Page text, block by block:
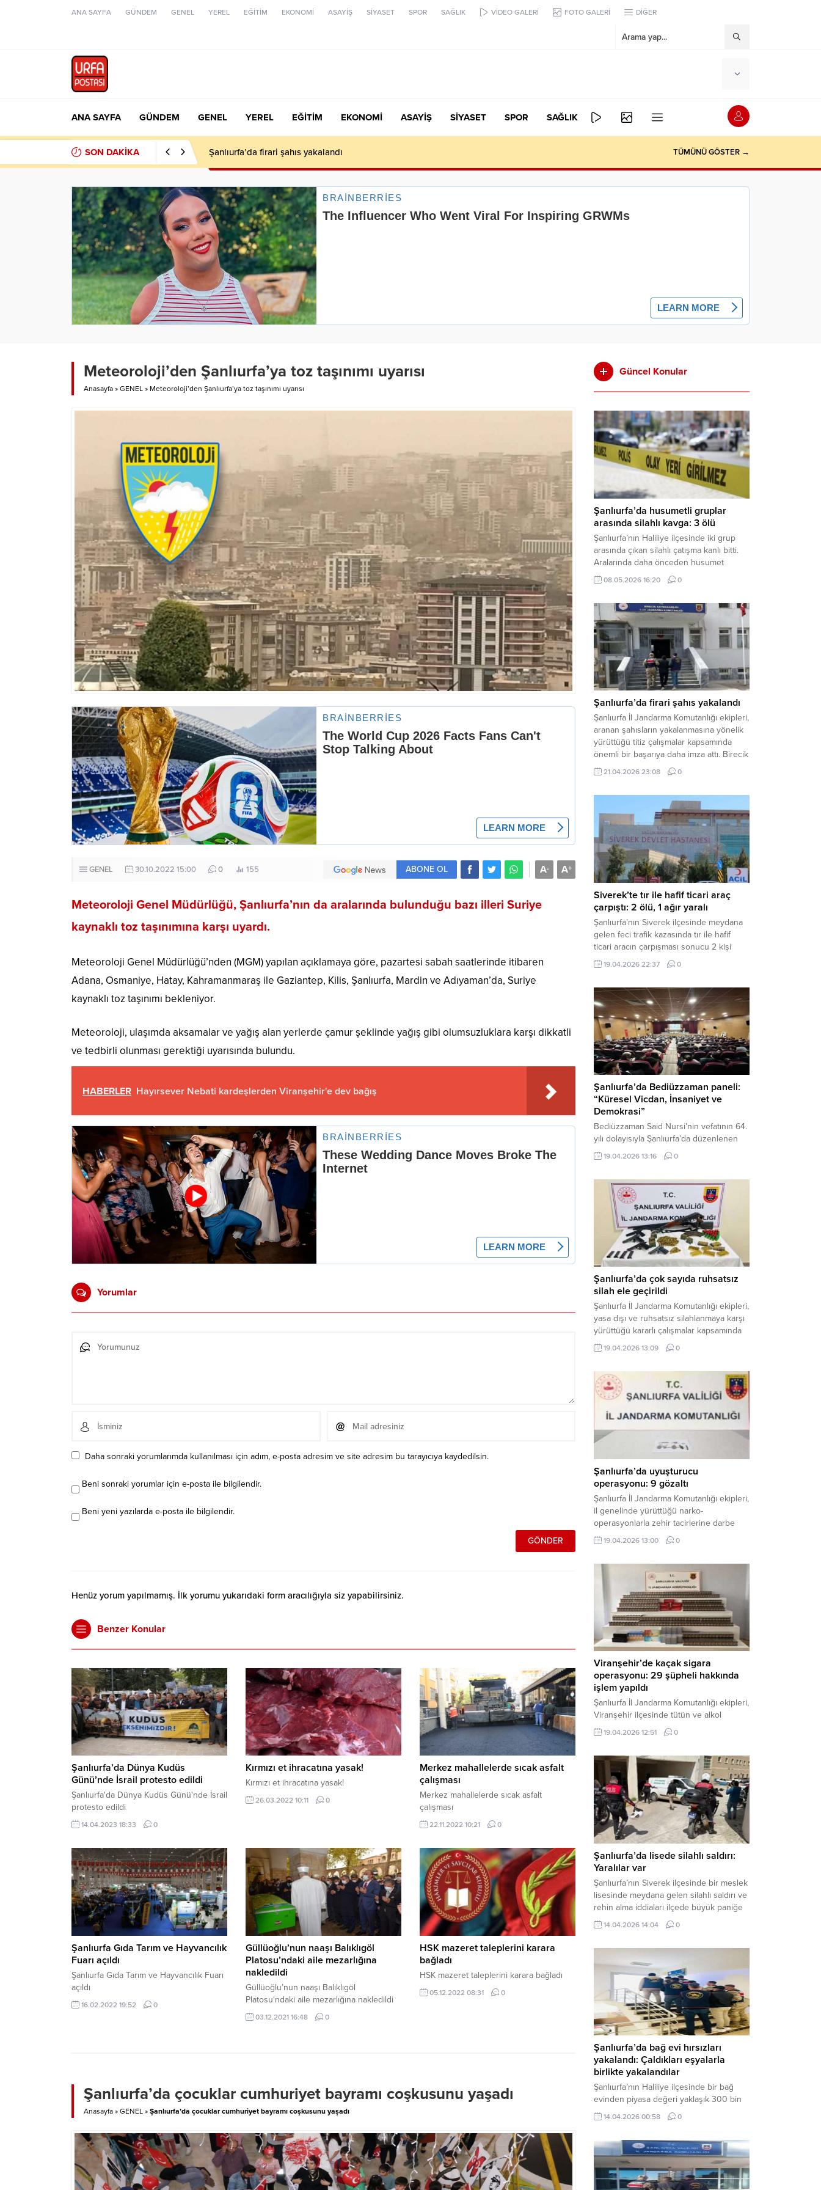
ANA SAYFA GÜNDEM GENEL YEREL EĞİTİM EKONOMİ ASAYİŞ SİYASET SPOR SAĞLIK VİDEO GALERİ FOTO GALERİ DİĞER
ANA SAYFA GÜNDEM GENEL YEREL EĞİTİM EKONOMİ ASAYİŞ SİYASET SPOR SAĞLIK
SON DAKİKA Şanlıurfa’da firari şahıs yakalandı TÜMÜNÜ GÖSTER →
Meteoroloji’den Şanlıurfa’ya toz taşınımı uyarısı
Anasayfa » GENEL » Meteoroloji’den Şanlıurfa’ya toz taşınımı uyarısı
GENEL 30.10.2022 15:00 0 155 A+
A-
ABONE OL
Meteoroloji Genel Müdürlüğü, Şanlıurfa’nın da aralarında bulunduğu bazı illeri Suriye
kaynaklı toz taşınımına karşı uyardı.
Meteoroloji Genel Müdürlüğü’nden (MGM) yapılan açıklamaya göre, pazartesi sabah saatlerinde itibaren
Adana, Osmaniye, Hatay, Kahramanmaraş ile Gaziantep, Kilis, Şanlıurfa, Mardin ve Adıyaman’da, Suriye
kaynaklı toz taşınımı bekleniyor.
Meteoroloji, ulaşımda aksamalar ve yağış alan yerlerde çamur şeklinde yağış gibi olumsuzluklara karşı dikkatli
ve tedbirli olunması gerektiği uyarısında bulundu.
HABERLER Hayırsever Nebati kardeşlerden Viranşehir'e dev bağış
Yorumlar
Daha sonraki yorumlarımda kullanılması için adım, e-posta adresim ve site adresim bu tarayıcıya kaydedilsin.
Beni sonraki yorumlar için e-posta ile bilgilendir.
Beni yeni yazılarda e-posta ile bilgilendir.
Henüz yorum yapılmamış. İlk yorumu yukarıdaki form aracılığıyla siz yapabilirsiniz.
Benzer Konular
Şanlıurfa’da Dünya Kudüs
Günü’nde İsrail protesto edildi
Şanlıurfa'da Dünya Kudüs Günü'nde İsrail
protesto edildi
14.04.2023 18:33 0
Kırmızı et ihracatına yasak!
Kırmızı et ihracatına yasak!
26.03.2022 10:11 0
Merkez mahallelerde sıcak asfalt
çalışması
Merkez mahallelerde sıcak asfalt
çalışması
22.11.2022 10:21 0
Şanlıurfa Gıda Tarım ve Hayvancılık
Fuarı açıldı
Şanlıurfa Gıda Tarım ve Hayvancılık Fuarı
açıldı
16.02.2022 19:52 0
Güllüoğlu’nun naaşı Balıklıgöl
Platosu’ndaki aile mezarlığına
nakledildi
Güllüoğlu’nun naaşı Balıklıgöl
Platosu'ndaki aile mezarlığına nakledildi
03.12.2021 16:48 0
HSK mazeret taleplerini karara
bağladı
HSK mazeret taleplerini karara bağladı
05.12.2022 08:31 0
Şanlıurfa’da çocuklar cumhuriyet bayramı coşkusunu yaşadı
Anasayfa » GENEL » Şanlıurfa’da çocuklar cumhuriyet bayramı coşkusunu yaşadı
Güncel Konular
Şanlıurfa’da husumetli gruplar
arasında silahlı kavga: 3 ölü
Şanlıurfa’nın Haliliye ilçesinde iki grup
arasında çıkan silahlı çatışma kanlı bitti.
Aralarında daha önceden husumet
olduğu öğrenilen tarafların kavgası
neticesinde 3 kişi olay yerinde yaşamını
ilçesine bağlı kırsal Konaç Mahallesi’nde
meydana geldi. Edinilen bilgilere göre,
aralarında husumet bulunan iki grup
arasında henüz belirlenemeyen bir...
08.05.2026 16:20 0
Şanlıurfa’da firari şahıs yakalandı
Şanlıurfa İl Jandarma Komutanlığı ekipleri,
aranan şahısların yakalanmasına yönelik
yürüttüğü titiz çalışmalar kapsamında
önemli bir başarıya daha imza attı. Birecik
ilçesinde düzenlenen operasyonla,
hakkında kesinleşmiş hapis cezası
teslim edildi. Haber Merkezi – Şanlıurfa
Valiliği İl Basın ve Halkla İlişkiler
Müdürlüğü tarafından yapılan açıklamaya
göre; İl...
21.04.2026 23:08 0
Siverek’te tır ile hafif ticari araç
çarpıştı: 2 ölü, 1 ağır yaralı
Şanlıurfa’nın Siverek ilçesinde meydana
gelen feci trafik kazasında tır ile hafif
ticari aracın çarpışması sonucu 2 kişi
yaşamını yitirdi, 1 kişi ise ağır yaralandı.
Haber Merkezi – Siverek-Adıyaman kara
çarpışması sonucu meydana gelen
kazada can pazarı yaşandı. Kafa Kafaya
Çarpıştılar Edinilen bilgilere göre,
Hüseyin Çelik (29)...
19.04.2026 22:37 0
Şanlıurfa’da Bediüzzaman paneli:
“Küresel Vicdan, İnsaniyet ve
Demokrasi”
Bediüzzaman Said Nursi’nin vefatının 64.
yılı dolayısıyla Şanlıurfa’da düzenlenen
panelde, günümüzün manevi ve
toplumsal sorunlarına Risale-i Nur
Necmettin Cevheri Kültür Merkezi’nde
gerçekleştirilen “Küresel Vicdan,
İnsaniyet ve Demokrasi” başlıklı panel,
hürriyet, adalet ve hukuk vurgularıyla
yoğun katılıma sahne oldu. Haber
Merkezi – Bediüzzaman Eğitim Kültür ve
Sanat...
19.04.2026 13:16 0
Şanlıurfa’da çok sayıda ruhsatsız
silah ele geçirildi
Şanlıurfa İl Jandarma Komutanlığı ekipleri,
yasa dışı ve ruhsatsız silahlanmaya karşı
yürüttüğü kararlı çalışmalar kapsamında
Bozova ilçesinde bir ikamete operasyon
düzenledi. Yapılan aramada çok sayıda
mühimmat ele geçirildi. Haber Merkezi –
Şanlıurfa Valiliği İl Basın ve Halkla İlişkiler
Müdürlüğü tarafından yapılan açıklamaya
göre; 17 Nisan...
19.04.2026 13:09 0
Şanlıurfa’da uyuşturucu
operasyonu: 9 gözaltı
Şanlıurfa İl Jandarma Komutanlığı ekipleri,
il genelinde yürüttüğü narko-
operasyonlarla zehir tacirlerine darbe
indirdi. Üç ilçede eş zamanlı
gerçekleştirilen faaliyetlerde çeşitli
şüpheli hakkında adli işlem başlatıldı.
Haber Merkezi – Şanlıurfa Valiliği İl Basın
ve Halkla İlişkiler Müdürlüğü’nden yapılan
açıklamaya göre, İl Jandarma Komutanlığı
tarafından “Narkotik Suçlarla...
19.04.2026 13:00 0
Viranşehir’de kaçak sigara
operasyonu: 29 şüpheli hakkında
işlem yapıldı
Şanlıurfa İl Jandarma Komutanlığı ekipleri,
Viranşehir ilçesinde tütün ve alkol
kaçakçılığına yönelik yürüttüğü kapsamlı
çalışmalar neticesinde binlerce paket
Operasyon kapsamında çok sayıda şahıs
hakkında adli süreç başlatıldı. Haber
Merkezi – Şanlıurfa Valiliği bünyesinde İl
Jandarma Komutanlığı tarafından
gerçekleştirilen “Tütün ve Alkol
Kaçakçılarına Yönelik Çalışmalar” tüm...
19.04.2026 12:51 0
Şanlıurfa’da lisede silahlı saldırı:
Yaralılar var
Şanlıurfa’nın Siverek ilçesinde bir meslek
lisesinde meydana gelen silahlı saldırı ve
rehin alma iddiaları ilçede büyük paniğe
neden oldu. Olay yerine çok sayıda özel
harekat polisi ve sağlık ekibi sevk
çalışmaları devam ediyor. Haber Merkezi
– Siverek ilçesi Hasan Çelebi
Mahallesi’nde bulunan Ahmet Koyuncu
Mesleki...
14.04.2026 14:04 0
Şanlıurfa’da bağ evi hırsızları
yakalandı: Çaldıkları eşyalarla
birlikte yakalandılar
Şanlıurfa’nın Haliliye ilçesinde bir bağ
evinden piyasa değeri yaklaşık 300 bin
TL olan eşyaları çalan şüpheliler,
jandarmanın başarılı operasyonuyla
şüpheliden 2’si tutuklanarak cezaevine
gönderildi. Haber Merkezi – Şanlıurfa İl
Jandarma Komutanlığı, “Faili Meçhul
Hırsızlık Olaylarının Aydınlatılmasına”
14.04.2026 00:58 0